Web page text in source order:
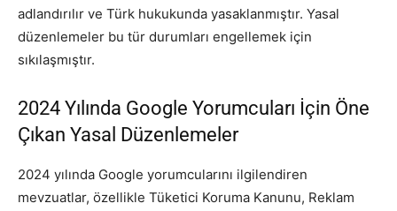
adlandırılır ve Türk hukukunda yasaklanmıştır. Yasal
düzenlemeler bu tür durumları engellemek için
sıkılaşmıştır.
2024 Yılında Google Yorumcuları İçin Öne
Çıkan Yasal Düzenlemeler
2024 yılında Google yorumcularını ilgilendiren
mevzuatlar, özellikle Tüketici Koruma Kanunu, Reklam